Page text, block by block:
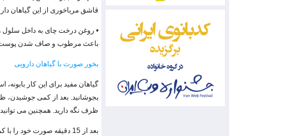
قاشق مرباخوری از این گیاهان دارویی
• روغن درخت چای به داخل سلول
باعث مرطوب و صاف شدن
بخور صورت با گیاهان دارویی
ظرف نگه دارید. همچنین می
بعد از 15 دقیقه صورت